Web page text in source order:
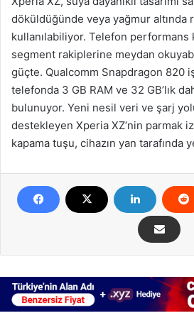
döküldüğünde veya yağmur altında
kullanılabiliyor. Telefon performans
segment rakiplerine meydan
güçte. Qualcomm Snapdragon 820
telefonda 3 GB RAM ve 32 GB’lık
bulunuyor. Yeni nesil veri ve şarj
destekleyen Xperia XZ’nin parmak
kapama tuşu, cihazın yan tarafında